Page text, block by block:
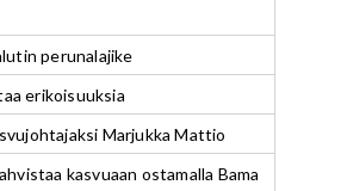
perunalajike
erikoisuuksia
Marjukka Mattio
kasvuaan ostamalla Bama